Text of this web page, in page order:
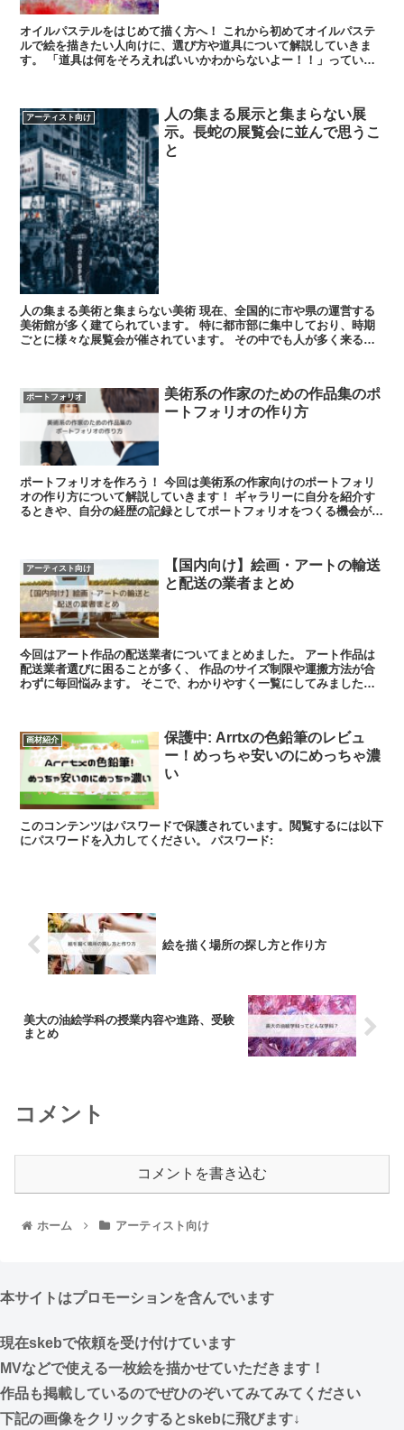
オイルパステルをはじめて描く方へ！ これから初めてオイルパステ
ルで絵を描きたい人向けに、選び方や道具について解説していきま
す。 「道具は何をそろえればいいかわからないよー！！」っていう
アーティスト向け
人の集まる展示と集まらない展
示。長蛇の展覧会に並んで思うこ
と
人の集まる美術と集まらない美術 現在、全国的に市や県の運営する
美術館が多く建てられています。 特に都市部に集中しており、時期
ごとに様々な展覧会が催されています。 その中でも人が多く来る展
ポートフォリオ
美術系の作家のための作品集のポ
ートフォリオの作り方
ポートフォリオを作ろう！ 今回は美術系の作家向けのポートフォリ
オの作り方について解説していきます！ ギャラリーに自分を紹介す
るときや、自分の経歴の記録としてポートフォリオをつくる機会があ
アーティスト向け
【国内向け】絵画・アートの輸送
と配送の業者まとめ
今回はアート作品の配送業者についてまとめました。 アート作品は
配送業者選びに困ることが多く、 作品のサイズ制限や運搬方法が合
わずに毎回悩みます。 そこで、わかりやすく一覧にしてみました。
画材紹介
保護中: Arrtxの色鉛筆のレビュ
ー！めっちゃ安いのにめっちゃ濃
い
このコンテンツはパスワードで保護されています。閲覧するには以下
にパスワードを入力してください。 パスワード:
絵を描く場所の探し方と作り方
美大の油絵学科の授業内容や進路、受験
まとめ
コメント
コメントを書き込む
ホーム アーティスト向け
本サイトはプロモーションを含んでいます
現在skebで依頼を受け付けています
MVなどで使える一枚絵を描かせていただきます！
作品も掲載しているのでぜひのぞいてみてみてください
下記の画像をクリックするとskebに飛びます↓